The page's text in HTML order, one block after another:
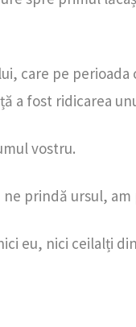
care pe perioada
a fost ridicarea
vostru.
prindă ursul,
eu, nici ceilalți